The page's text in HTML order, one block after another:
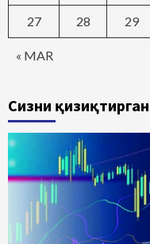
« MAR
27 28 29
Сизни